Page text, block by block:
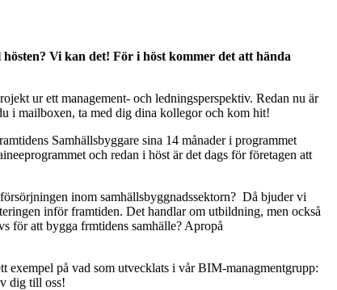
Vi kan det! För i höst kommer det att hända
ur ett management- och ledningsperspektiv. Redan nu är
i mailboxen, ta med dig dina kollegor och kom hit!
Samhällsbyggare sina 14 månader i programmet
och redan i höst är det dags för företagen att
inom samhällsbyggnadssektorn? Då bjuder vi
inför framtiden. Det handlar om utbildning, men också
för att bygga frmtidens samhälle? Apropå
exempel på vad som utvecklats i vår BIM-managmentgrupp:
dig till oss!